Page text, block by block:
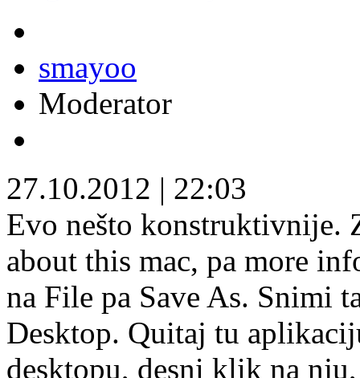
smayoo
Moderator
27.10.2012 | 22:03
Evo nešto konstruktivnije.
about this mac, pa more
na File pa Save As. Snimi
Desktop. Quitaj tu
desktopu, desni klik na